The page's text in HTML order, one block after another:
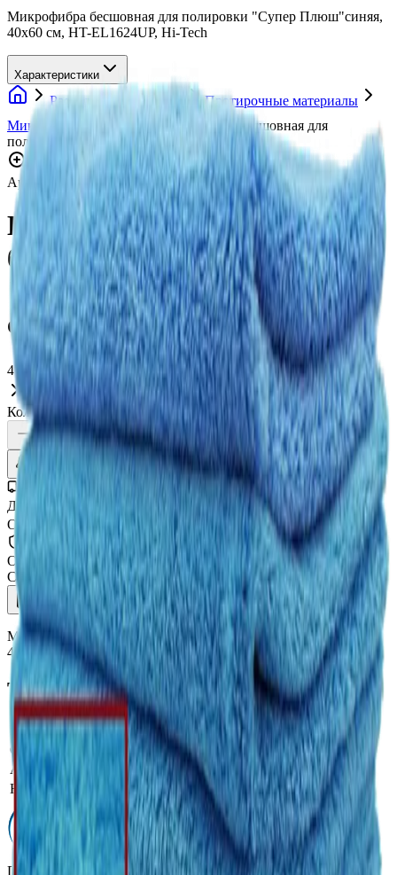
Микрофибра бесшовная для полировки "Супер Плюш"синяя,
40х60 см, HT-EL1624UP, Hi-Tech
Характеристики
Расходные материалы
Протирочные материалы
Микрофибра
Hi-Tech Микрофибра бесшовная для
полировки "Супер Плюш"синяя, 40х60 см
Нажмите для увеличения
Артикул:
HT-EL1624UP Бренд: Hi-Tech
Hi-Tech Микрофибра
бесшовная для полировки
"Супер Плюш"синяя, 40х60
см
418 ₽
Нет в наличии
Количество:
Уточнить наличие
Доставка СДЭК
От 350₽ по России
Оригинал 100%
Сертифицированный товар
Характеристики
Микрофибра бесшовная для полировки "Супер Плюш"синяя,
40х60 см, HT-EL1624UP, Hi-Tech
Технические характеристики
Плотность, г/м²
500
Обработка краёв
Без краев
Артикул производителя
HT-EL1624UP
Назначение микрофибры Полировка кузова
Профессиональная автохимия, оборудование и расходные